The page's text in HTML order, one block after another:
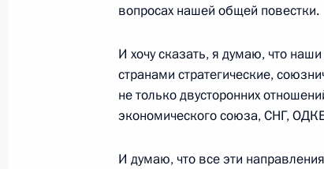
Главный военно-морской
28 июля 2019 года, 12:10
вопросах нашей общей повестки.
И хочу сказать, я думаю, что
странами стратегические,
не только двусторонних
экономического союза, СНГ,
И думаю, что все эти